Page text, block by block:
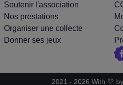
Soutenir l'association
Nos prestations
Organiser une collecte
Donner ses jeux
2021 - 2026 With 💛 by